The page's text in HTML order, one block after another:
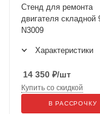
Стенд для ремонта
двигателя складной
N3009
Характеристики
14 350 ₽/шт
Купить со скидкой
В РАССРОЧКУ